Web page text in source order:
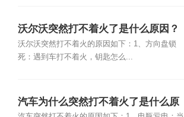
沃尔沃突然打不着火了是什么原因？
沃尔沃突然打不着火的原因如下：1、方向盘锁
死：遇到车打不着火，钥匙怎么...
汽车为什么突然打不着火了是什么原